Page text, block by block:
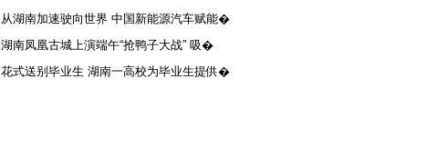
从湖南加速驶向世界 中国新能源汽车赋能�
湖南凤凰古城上演端午“抢鸭子大战” 吸�
花式送别毕业生 湖南一高校为毕业生提供�